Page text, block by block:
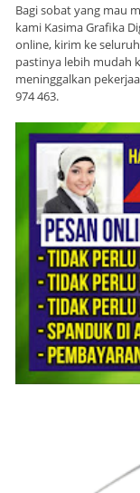
Bagi sobat yang mau
kami Kasima Grafika
online, kirim ke
pastinya lebih mudah
meninggalkan
974 463.